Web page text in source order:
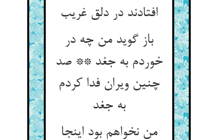
افتادند در دلق غریب‏
باز گوید من چه در
خوردم به جغد ** صد
چنین ویران فدا کردم
به جغد
من نخواهم بود اینجا